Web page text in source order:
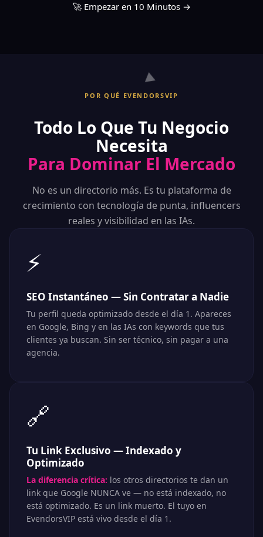
🚀 Empezar en 10 Minutos →
POR QUÉ EVENDORSVIP
Todo Lo Que Tu Negocio
Necesita
Para Dominar El Mercado
No es un directorio más. Es tu plataforma de
crecimiento con tecnología de punta, influencers
reales y visibilidad en las IAs.
⚡
SEO Instantáneo — Sin Contratar a Nadie
Tu perfil queda optimizado desde el día 1. Apareces
en Google, Bing y en las IAs con keywords que tus
clientes ya buscan. Sin ser técnico, sin pagar a una
agencia.
🔗
Tu Link Exclusivo — Indexado y
Optimizado
La diferencia crítica: los otros directorios te dan un
link que Google NUNCA ve — no está indexado, no
está optimizado. Es un link muerto. El tuyo en
EvendorsVIP está vivo desde el día 1.